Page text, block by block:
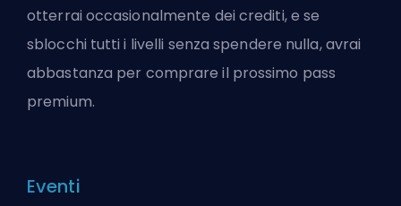
otterrai occasionalmente dei crediti, e se
sblocchi tutti i livelli senza spendere nulla, avrai
abbastanza per comprare il prossimo pass
premium.
Eventi